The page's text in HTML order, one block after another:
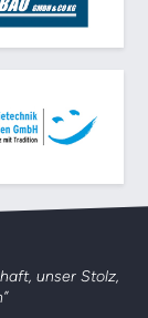
unser Stolz,